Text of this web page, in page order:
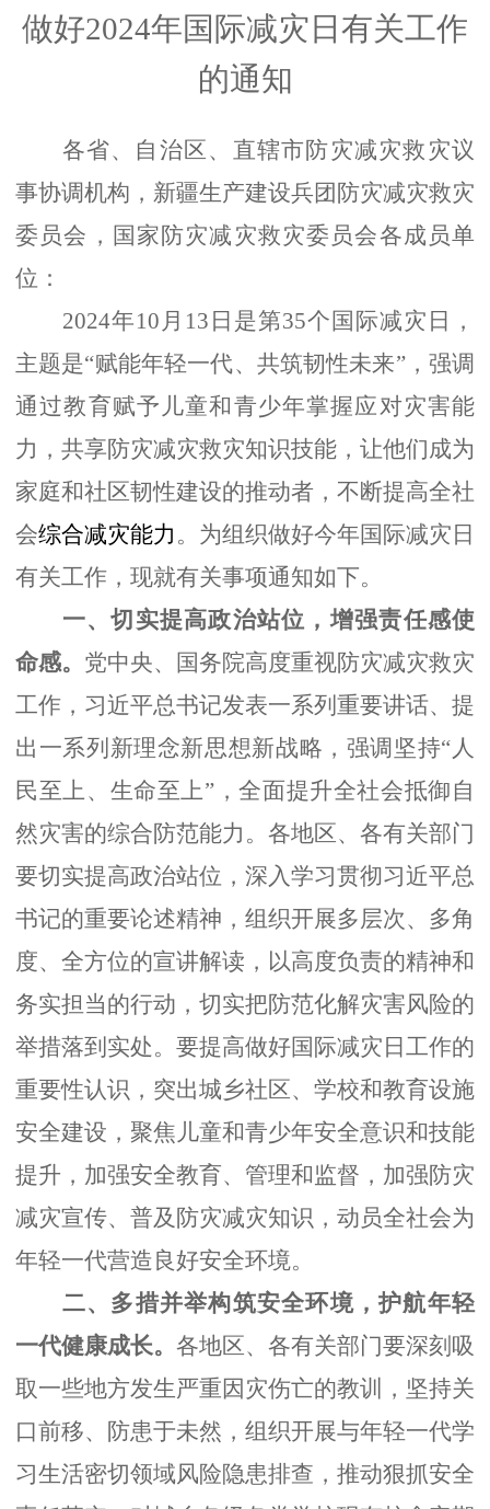
做好2024年国际减灾日有关工作
的通知
各省、自治区、直辖市防灾减灾救灾议
事协调机构 ， 新疆生产建设兵团 防灾减灾救灾
委员会，国家防灾减灾救灾委员会各成员单
位：
2024年10月13日是第35个国际减灾日
，
主题是“赋能年轻一代、共筑韧性未来”， 强调
通过教育赋予儿童和青少年掌握应对灾害能
力，共享防灾减灾救灾知识技能 ，让他们成为
家庭和社区韧性建设的推动者， 不断提高全社
会综合减灾能力 。 为组织做好今年国际减灾日
有关工作， 现就有关事项通知如下。
一、切实提高政治站位，增强责任感使
命感。 党中央、国务院高度重视防灾减灾救灾
工作， 习近平总书记发表一系列重要讲话、提
出 一系列新理念新思想新战略，强调坚持“人
民至上、生命至上”，全面提升全社会抵御自
然灾害的综合防范能力 。各地区、 各有关部门
要切实提高政治站位，深入学习贯彻习近平总
书记的重要论述精神，组织开展多层次、多角
度、全方位的宣讲解读， 以高度负责的精神和
务实担当的行动， 切实把防范化解灾害风险的
举措落到实处。要提高做好国际减灾日工作的
重要性认识，突出城乡社区、学校和教育设施
安全建设，聚焦儿童和青少年安全意识和技能
提升 ，加强安全教育、管理和监督，加强防灾
减灾宣传、普及防灾减灾知识，动员全社会为
年轻一代营造良好安全环境。
二、多措并举构筑安全环境，护航年轻
一代健康成长。 各地区、各有关部门要深刻吸
取一些地方发生严重因灾伤亡的教训，坚持关
口前移、防患于未然 ，组织开展与年轻一代学
习生活密切领域风险隐患排查 ，推动狠抓安全